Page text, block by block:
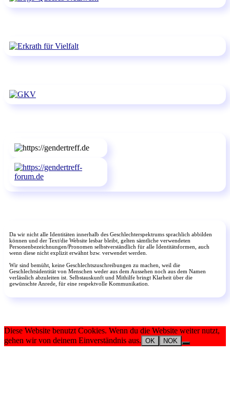
Da wir nicht alle Identitäten innerhalb des Geschlechterspektrums sprachlich abbilden
können und der Text/die Website lesbar bleibt, gelten sämtliche verwendeten
Personenbezeichnungen/Pronomen selbstverständlich für alle Identitätsformen, auch
wenn diese nicht explizit erwähnt bzw. verwendet werden.
Wir sind bemüht, keine Geschlechtszuschreibungen zu machen, weil die
Geschlechtsidentität von Menschen weder aus dem Aussehen noch aus dem Namen
verlässlich abzuleiten ist. Selbstauskunft und Mithilfe bringt Klarheit über die
gewünschte Anrede, für eine respektvolle Kommunikation.
Diese Website benutzt Cookies. Wenn du die Website weiter nutzt,
gehen wir von deinem Einverständnis aus. OK NOK